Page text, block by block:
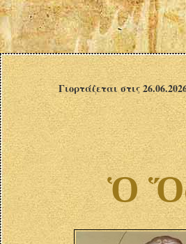
Γιορτάζεται στις
Ὁ